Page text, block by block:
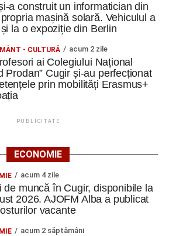
a construit un informatician din
mașină solară. Vehiculul a
la o expoziție din Berlin
- CULTURĂ acum 2 zile
ai Colegiului Național
Prodan” Cugir și-au perfecționat
prin mobilități Erasmus+
PUBLICITATE
ECONOMIE
acum 4 zile
de muncă în Cugir, disponibile la
2026. AJOFM Alba a publicat
vacante
acum 2 săptămâni